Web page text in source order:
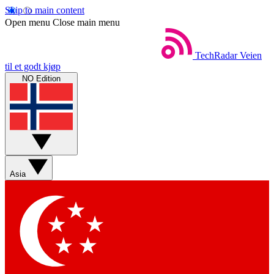
Skip to main content
Open menu Close main menu
TechRadar Veien
til et godt kjøp
NO Edition
Asia